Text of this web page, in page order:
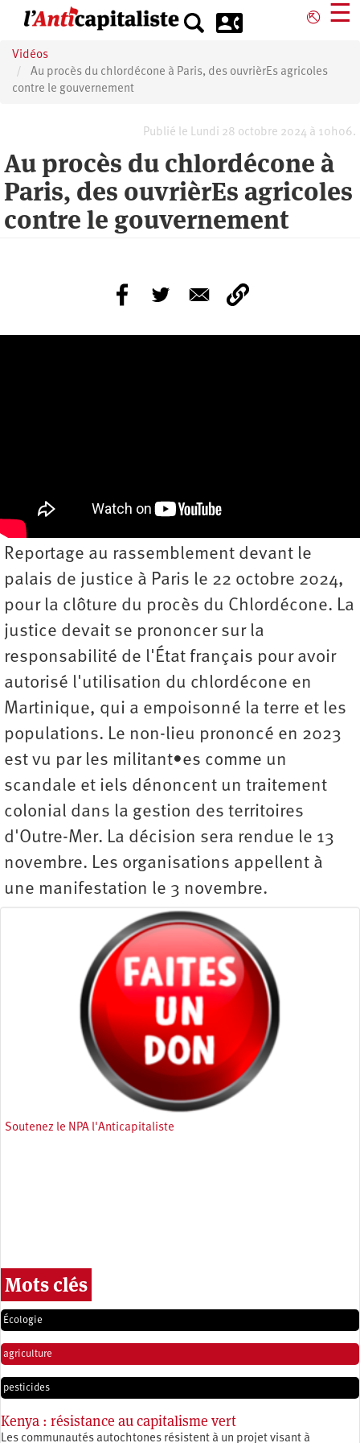
principal
⎋ ☰
Vidéos
Au procès du chlordécone à Paris, des ouvrièrEs agricoles
contre le gouvernement
Publié le Lundi 28 octobre 2024 à 10h06.
Au procès du chlordécone à
Paris, des ouvrièrEs agricoles
contre le gouvernement
Reportage au rassemblement devant le
palais de justice à Paris le 22 octobre 2024,
pour la clôture du procès du Chlordécone. La
justice devait se prononcer sur la
responsabilité de l'État français pour avoir
autorisé l'utilisation du chlordécone en
Martinique, qui a empoisonné la terre et les
populations. Le non-lieu prononcé en 2023
est vu par les militant•es comme un
scandale et iels dénoncent un traitement
colonial dans la gestion des territoires
d'Outre-Mer. La décision sera rendue le 13
novembre. Les organisations appellent à
une manifestation le 3 novembre.
Soutenez le NPA l'Anticapitaliste
Mots clés
Écologie
agriculture
pesticides
Kenya : résistance au capitalisme vert
Les communautés autochtones résistent à un projet visant à